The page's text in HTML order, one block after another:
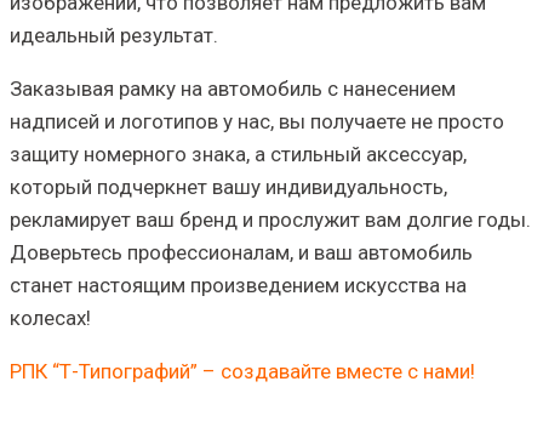
идеальный результат.
Заказывая рамку на автомобиль с нанесением
надписей и логотипов у нас, вы получаете не просто
защиту номерного знака, а стильный аксессуар,
который подчеркнет вашу индивидуальность,
рекламирует ваш бренд и прослужит вам долгие годы.
Доверьтесь профессионалам, и ваш автомобиль
станет настоящим произведением искусства на
колесах!
РПК “Т-Типографий” – создавайте вместе с нами!